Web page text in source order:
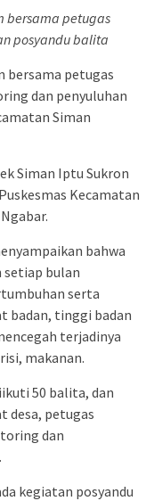
bersama petugas
posyandu balita
bersama petugas
dan penyuluhan
Siman
Siman Iptu Sukron
Kecamatan
bahwa
setiap bulan
serta
badan, tinggi badan
terjadinya
makanan.
50 balita, dan
desa, petugas
dan
kegiatan posyandu